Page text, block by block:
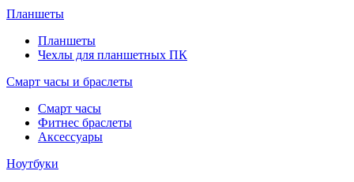
Планшеты
Планшеты
Чехлы для планшетных ПК
Смарт часы и браслеты
Смарт часы
Фитнес браслеты
Аксессуары
Ноутбуки